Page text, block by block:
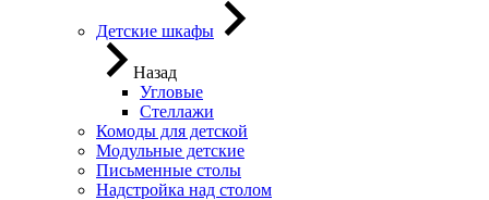
Детские шкафы
Назад
Угловые
Стеллажи
Комоды для детской
Модульные детские
Письменные столы
Надстройка над столом